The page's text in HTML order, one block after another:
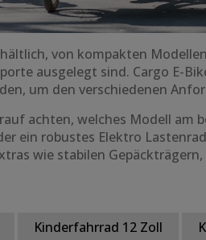
von kompakten
ausgelegt sind. Cargo E-
um den verschiedenen
achten, welches Modell am
ein robustes Elektro
wie stabilen
Kinderfahrrad 12 Zoll